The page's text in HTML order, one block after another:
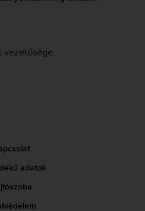
vezetősége
adatok